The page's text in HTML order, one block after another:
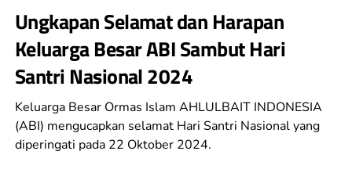
Ungkapan Selamat dan Harapan
Keluarga Besar ABI Sambut Hari
Santri Nasional 2024
Keluarga Besar Ormas Islam AHLULBAIT INDONESIA
(ABI) mengucapkan selamat Hari Santri Nasional yang
diperingati pada 22 Oktober 2024.